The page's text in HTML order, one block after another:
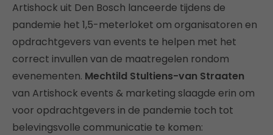
Artishock uit Den Bosch lanceerde tijdens de
pandemie het 1,5-meterloket om organisatoren en
opdrachtgevers van events te helpen met het
correct invullen van de maatregelen rondom
evenementen. Mechtild Stultiens-van Straaten
van Artishock events & marketing slaagde erin om
voor opdrachtgevers in de pandemie toch tot
belevingsvolle communicatie te komen: